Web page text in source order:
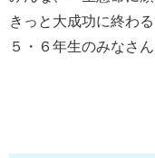
きっと大成功に終わる
５・６年生のみなさ